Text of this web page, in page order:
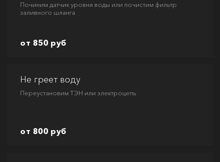
Починим датчик уровня воды или почистим фильтр
заливного шланга
от 850 руб
Не греет воду
Переустановим ТЭН или электроцепь
от 800 руб